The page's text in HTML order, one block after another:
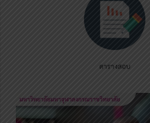
ตารางสอบ